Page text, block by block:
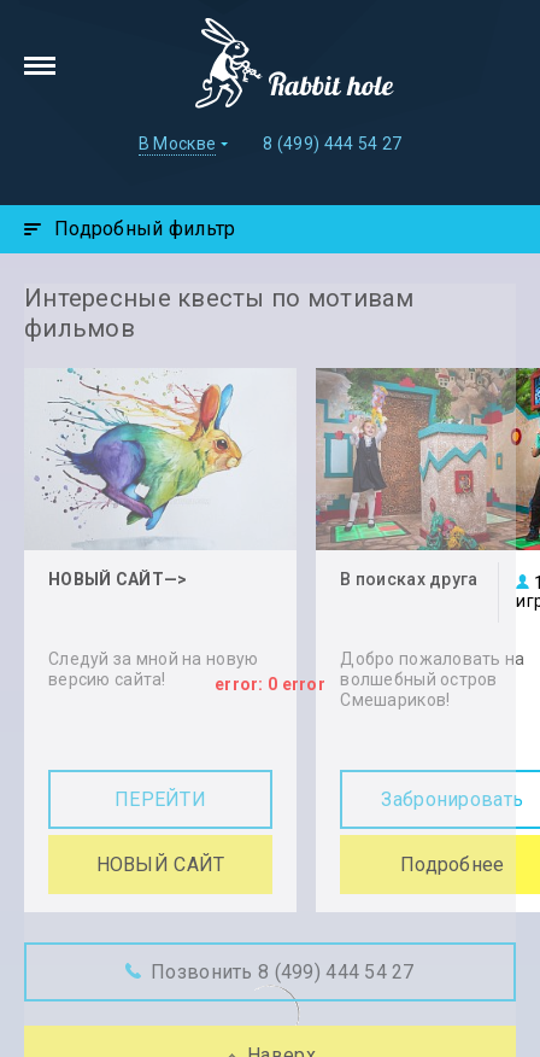
В Москве 8 (499) 444 54 27
Подробный фильтр
Интересные квесты по мотивам
фильмов
НОВЫЙ САЙТ—>
Следуй за мной на новую
версию сайта!
ПЕРЕЙТИ
НОВЫЙ САЙТ
В поисках друга
Добро пожаловать на
волшебный остров
Смешариков!
Забронировать
Подробнее
Позвонить 8 (499) 444 54 27
error: 0 error